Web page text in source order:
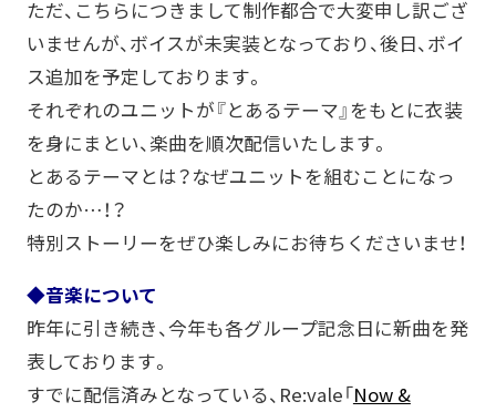
ただ、こちらにつきまして制作都合で大変申し訳ござ
いませんが、ボイスが未実装となっており、後日、ボイ
ス追加を予定しております。
それぞれのユニットが『とあるテーマ』をもとに衣装
を身にまとい、楽曲を順次配信いたします。
とあるテーマとは？なぜユニットを組むことになっ
たのか…！？
特別ストーリーをぜひ楽しみにお待ちくださいませ！
◆音楽について
昨年に引き続き、今年も各グループ記念日に新曲を発
表しております。
すでに配信済みとなっている、Re:vale「Now &